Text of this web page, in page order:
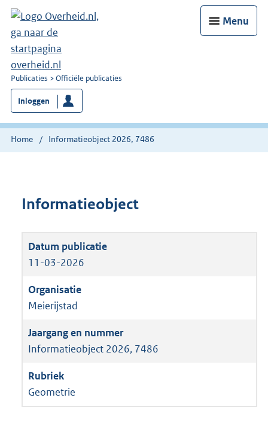
Menu
U
bent
nu
hier:
Publicaties Officiële publicaties
Inloggen
Home Informatieobject 2026, 7486
Informatieobject
11-03-2026
Meierijstad
Informatieobject 2026, 7486
Geometrie